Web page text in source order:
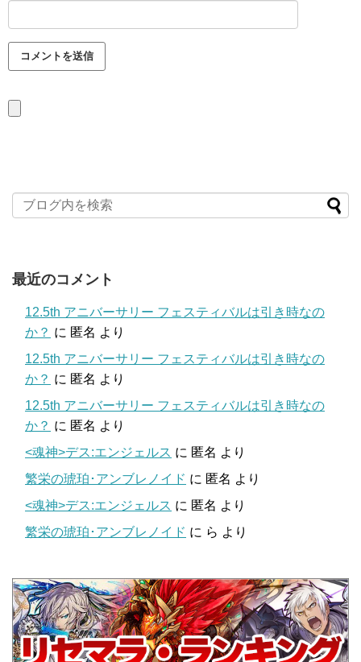
最近のコメント
12.5th アニバーサリー フェスティバルは引き時なの
か？ に 匿名 より
12.5th アニバーサリー フェスティバルは引き時なの
か？ に 匿名 より
12.5th アニバーサリー フェスティバルは引き時なの
か？ に 匿名 より
<魂神>デス:エンジェルス に 匿名 より
繁栄の琥珀･アンブレノイド に 匿名 より
<魂神>デス:エンジェルス に 匿名 より
繁栄の琥珀･アンブレノイド に ら より